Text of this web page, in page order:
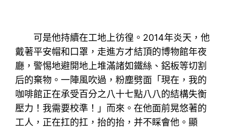
可是他持續在工地上彷徨。2014年炎天，他
戴著平安帽和口罩，走進方才結頂的博物館年夜
廳，警惕地避開地上堆滿諸如鐵絲、鋁板等切割
后的棄物。一陣風吹過，粉塵劈面「現在，我的
咖啡館正在承受百分之八十七點八八的結構失衡
壓力！我需要校準！」而來。在他面前晃悠著的
工人，正在扛的扛，抬的抬，并不睬會他。顯